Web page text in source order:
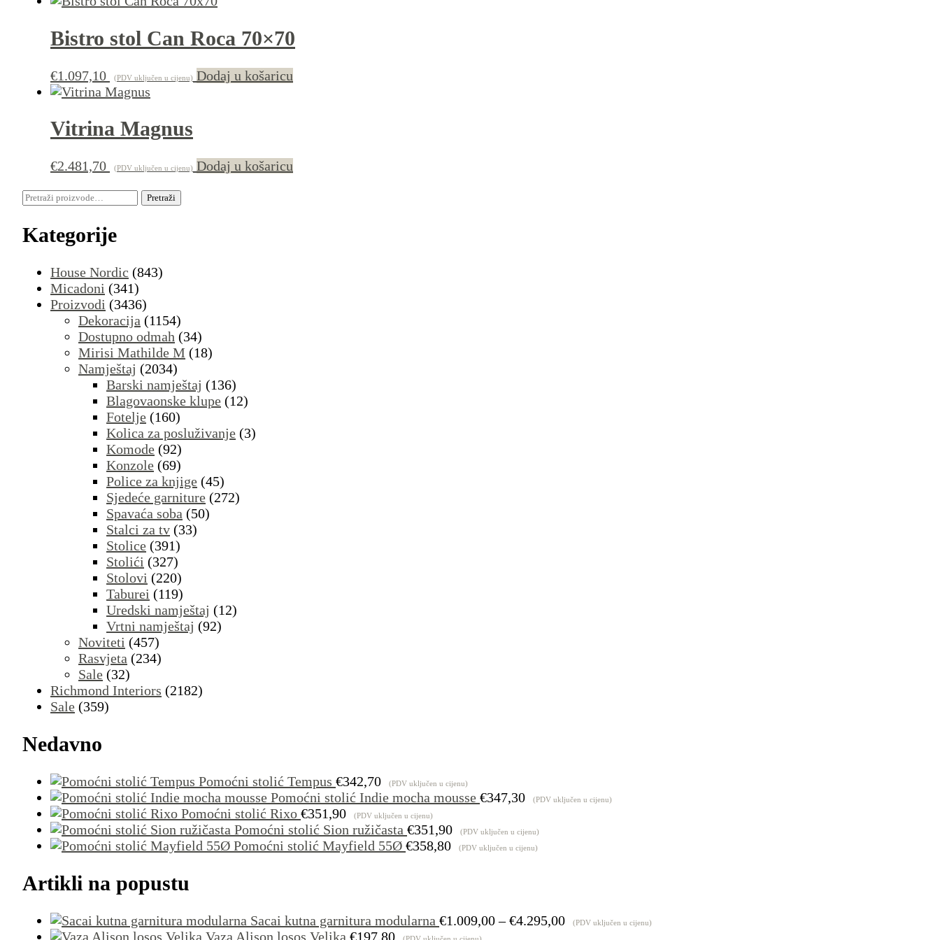
Bistro stol Can Roca 70×70
€1.097,10 (PDV uključen u cijenu) Dodaj u košaricu
Vitrina Magnus
€2.481,70 (PDV uključen u cijenu) Dodaj u košaricu
Pretraži:
Pretraži
Kategorije
House Nordic (843)
Micadoni (341)
Proizvodi (3436)
Dekoracija (1154)
Dostupno odmah (34)
Mirisi Mathilde M (18)
Namještaj (2034)
Barski namještaj (136)
Blagovaonske klupe (12)
Fotelje (160)
Kolica za posluživanje (3)
Komode (92)
Konzole (69)
Police za knjige (45)
Sjedeće garniture (272)
Spavaća soba (50)
Stalci za tv (33)
Stolice (391)
Stolići (327)
Stolovi (220)
Taburei (119)
Uredski namještaj (12)
Vrtni namještaj (92)
Noviteti (457)
Rasvjeta (234)
Sale (32)
Richmond Interiors (2182)
Sale (359)
Nedavno
Pomoćni stolić Tempus €342,70 (PDV uključen u cijenu)
Pomoćni stolić Indie mocha mousse €347,30 (PDV uključen u cijenu)
Pomoćni stolić Rixo €351,90 (PDV uključen u cijenu)
Pomoćni stolić Sion ružičasta €351,90 (PDV uključen u cijenu)
Pomoćni stolić Mayfield 55Ø €358,80 (PDV uključen u cijenu)
Artikli na popustu
Sacai kutna garnitura modularna €1.009,00 – €4.295,00Raspon
(PDV uključen u cijenu)
Vaza Alison losos Velika €197,80